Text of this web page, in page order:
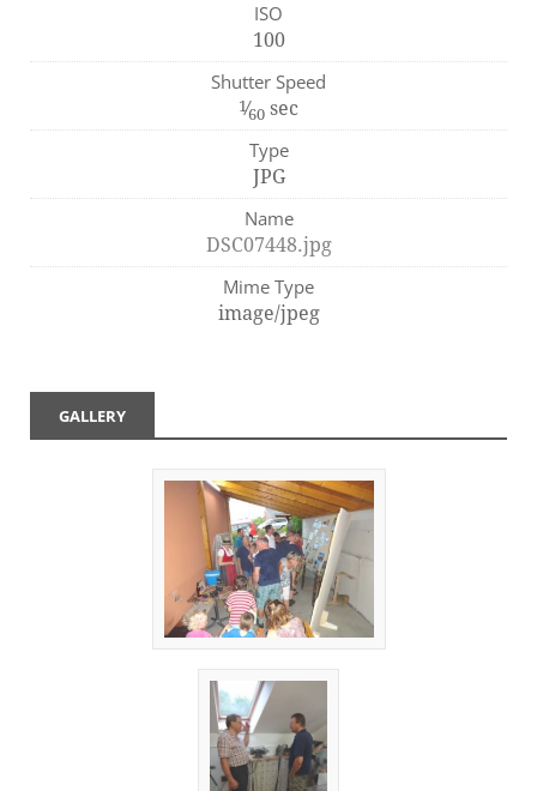
ISO
100
Shutter Speed
1⁄60 sec
Type
JPG
Name
DSC07448.jpg
Mime Type
image/jpeg
GALLERY